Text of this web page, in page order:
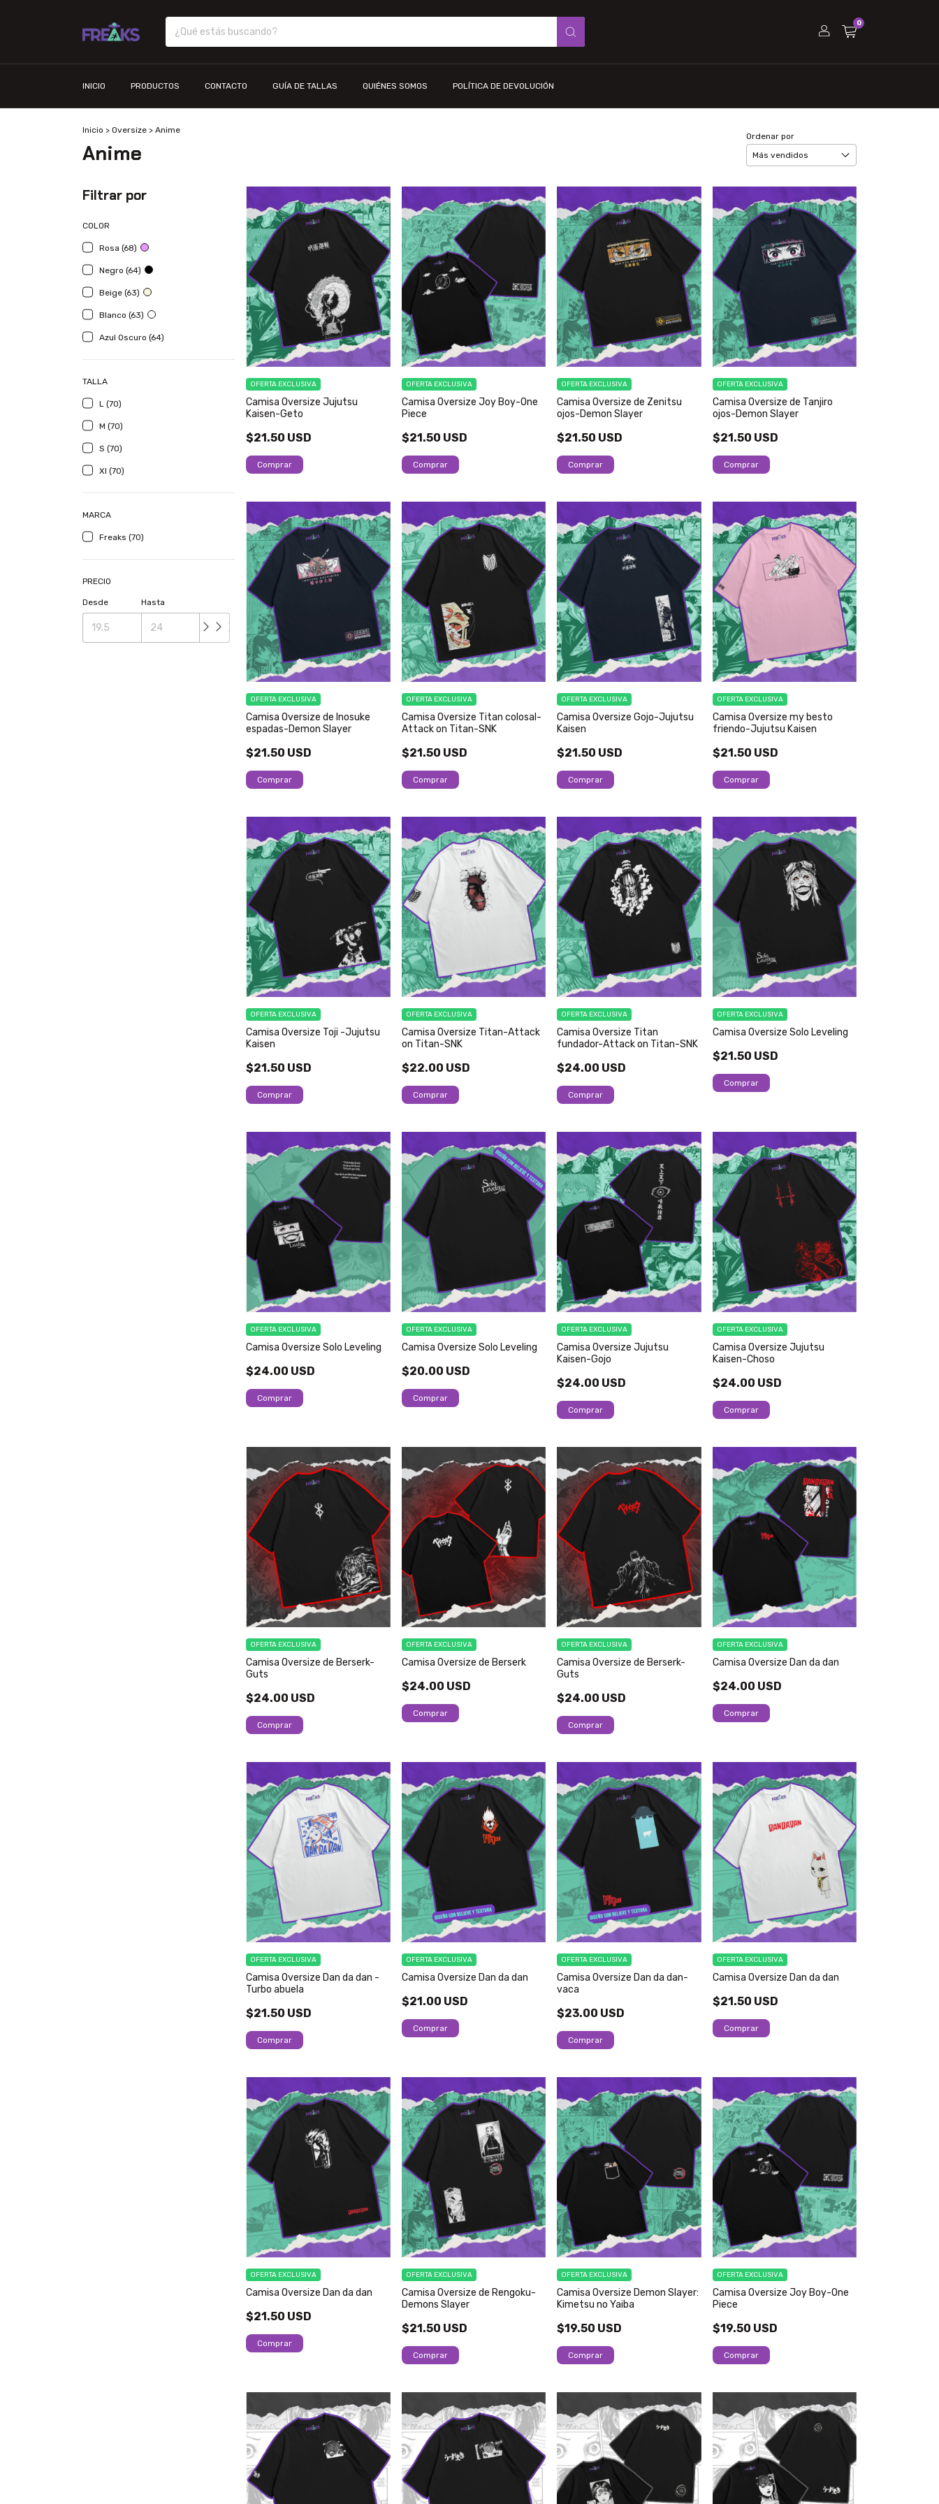
0
INICIO PRODUCTOS CONTACTO GUÍA DE TALLAS QUIÉNES SOMOS POLÍTICA DE DEVOLUCIÓN
Inicio > Oversize > Anime
Anime
Ordenar por
Filtrar por
COLOR
Rosa (68)
Negro (64)
Beige (63)
Blanco (63)
Azul Oscuro (64)
TALLA
L (70)
M (70)
S (70)
Xl (70)
MARCA
Freaks (70)
PRECIO
Desde Hasta
Camisa Oversize Jujutsu
Kaisen-Geto
$21.50 USD
OFERTA EXCLUSIVA
Comprar
Camisa Oversize Joy Boy-One
Piece
$21.50 USD
OFERTA EXCLUSIVA
Comprar
Camisa Oversize de Zenitsu
ojos-Demon Slayer
$21.50 USD
OFERTA EXCLUSIVA
Comprar
Camisa Oversize de Tanjiro
ojos-Demon Slayer
$21.50 USD
OFERTA EXCLUSIVA
Comprar
Camisa Oversize de Inosuke
espadas-Demon Slayer
$21.50 USD
OFERTA EXCLUSIVA
Comprar
Camisa Oversize Titan colosal-
Attack on Titan-SNK
$21.50 USD
OFERTA EXCLUSIVA
Comprar
Camisa Oversize Gojo-Jujutsu
Kaisen
$21.50 USD
OFERTA EXCLUSIVA
Comprar
Camisa Oversize my besto
friendo-Jujutsu Kaisen
$21.50 USD
OFERTA EXCLUSIVA
Comprar
Camisa Oversize Toji -Jujutsu
Kaisen
$21.50 USD
OFERTA EXCLUSIVA
Comprar
Camisa Oversize Titan-Attack
on Titan-SNK
$22.00 USD
OFERTA EXCLUSIVA
Comprar
Camisa Oversize Titan
fundador-Attack on Titan-SNK
$24.00 USD
OFERTA EXCLUSIVA
Comprar
Camisa Oversize Solo Leveling
$21.50 USD
OFERTA EXCLUSIVA
Comprar
Camisa Oversize Solo Leveling
$24.00 USD
OFERTA EXCLUSIVA
Comprar
Camisa Oversize Solo Leveling
$20.00 USD
OFERTA EXCLUSIVA
Comprar
Camisa Oversize Jujutsu
Kaisen-Gojo
$24.00 USD
OFERTA EXCLUSIVA
Comprar
Camisa Oversize Jujutsu
Kaisen-Choso
$24.00 USD
OFERTA EXCLUSIVA
Comprar
Camisa Oversize de Berserk-
Guts
$24.00 USD
OFERTA EXCLUSIVA
Comprar
Camisa Oversize de Berserk
$24.00 USD
OFERTA EXCLUSIVA
Comprar
Camisa Oversize de Berserk-
Guts
$24.00 USD
OFERTA EXCLUSIVA
Comprar
Camisa Oversize Dan da dan
$24.00 USD
OFERTA EXCLUSIVA
Comprar
Camisa Oversize Dan da dan -
Turbo abuela
$21.50 USD
OFERTA EXCLUSIVA
Comprar
Camisa Oversize Dan da dan
$21.00 USD
OFERTA EXCLUSIVA
Comprar
Camisa Oversize Dan da dan-
vaca
$23.00 USD
OFERTA EXCLUSIVA
Comprar
Camisa Oversize Dan da dan
$21.50 USD
OFERTA EXCLUSIVA
Comprar
Camisa Oversize Dan da dan
$21.50 USD
OFERTA EXCLUSIVA
Comprar
Camisa Oversize de Rengoku-
Demons Slayer
$21.50 USD
OFERTA EXCLUSIVA
Comprar
Camisa Oversize Demon Slayer:
Kimetsu no Yaiba
$19.50 USD
OFERTA EXCLUSIVA
Comprar
Camisa Oversize Joy Boy-One
Piece
$19.50 USD
OFERTA EXCLUSIVA
Comprar